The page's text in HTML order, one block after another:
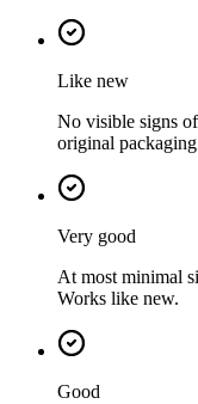
Like new
No visible signs
original
Very good
At most minimal
Works like new.
Good